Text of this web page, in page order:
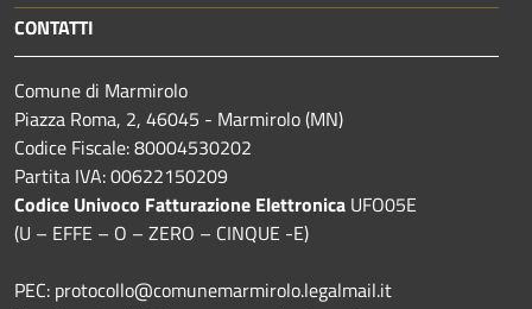
CONTATTI
Comune di Marmirolo
Piazza Roma, 2, 46045 - Marmirolo (MN)
Codice Fiscale: 80004530202
Partita IVA: 00622150209
Codice Univoco Fatturazione Elettronica UFO05E
(U – EFFE – O – ZERO – CINQUE -E)
PEC: protocollo@comunemarmirolo.legalmail.it